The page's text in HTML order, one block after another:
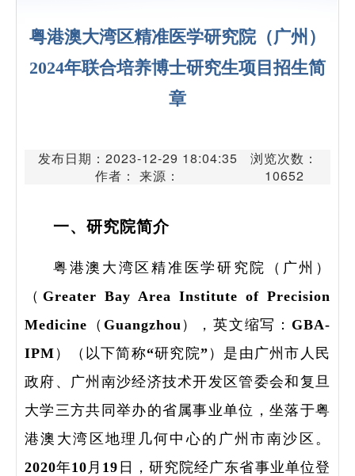
粤港澳大湾区精准医学研究院（广州）
2024年联合培养博士研究生项目招生简
章
发布日期：2023-12-29 18:04:35
作者： 来源：
浏览次数：
10652
一、研究院简介
粤港澳大湾区精准医学研究院（广州）
（Greater Bay Area Institute of Precision
Medicine（Guangzhou），英文缩写：GBA-
IPM）（以下简称“研究院”）是由广州市人民
政府、广州南沙经济技术开发区管委会和复旦
大学三方共同举办的省属事业单位，坐落于粤
港澳大湾区地理几何中心的广州市南沙区。
2020年10月19日，研究院经广东省事业单位登